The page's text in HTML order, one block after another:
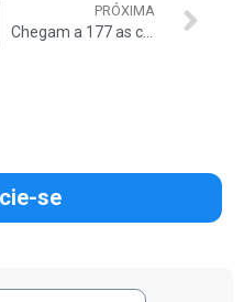
PRÓXIMA
Chegam a 177 as cidades em situação de emergência
se